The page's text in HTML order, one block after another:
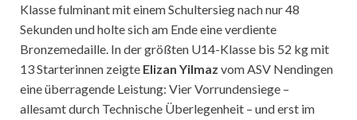
Klasse fulminant mit einem Schultersieg nach nur 48
Sekunden und holte sich am Ende eine verdiente
Bronzemedaille. In der größten U14-Klasse bis 52 kg mit
13 Starterinnen zeigte Elizan Yilmaz vom ASV Nendingen
eine überragende Leistung: Vier Vorrundensiege –
allesamt durch Technische Überlegenheit – und erst im